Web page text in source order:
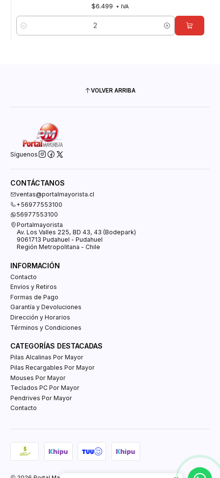
$6.499 + IVA
Cantidad
VOLVER ARRIBA
Síguenos
CONTÁCTANOS
ventas@portalmayorista.cl
+56977553100
56977553100
Portalmayorista
Av. Los Valles 225, BD 43, 43 (Bodepark)
9061713 Pudahuel - Pudahuel
Región Metropolitana - Chile
INFORMACIÓN
Contacto
Envíos y Retiros
Formas de Pago
Garantía y Devoluciones
Dirección y Horarios
Términos y Condiciones
CATEGORÍAS DESTACADAS
Pilas Alcalinas Por Mayor
Pilas Recargables Por Mayor
Mouses Por Mayor
Teclados PC Por Mayor
Pendrives Por Mayor
Contacto